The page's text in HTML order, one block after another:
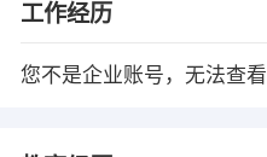
工作经历
您不是企业账号，无法查看